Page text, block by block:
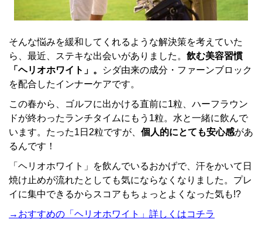
そんな悩みを緩和してくれるような解決策を考えていた
ら、最近、ステキな出会いがありました。 飲む美容習慣
「ヘリオホワイト」。
シダ由来の成分・ファーンブロック
を配合したインナーケアです。
この春から、ゴルフに出かける直前に1粒、ハーフラウン
ドが終わったランチタイムにもう1粒。水と一緒に飲んで
います。たった1日2粒ですが、 個人的にとても安心感があ
るんです！
「ヘリオホワイト」を飲んでいるおかげで、汗をかいて日
焼け止めが流れたとしても気にならなくなりました。プレ
イに集中できるからスコアもちょっとよくなった気も!?
→おすすめの「ヘリオホワイト」詳しくはコチラ